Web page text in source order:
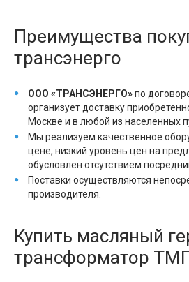
Преимущества
трансэнерго
ООО «ТРАНСЭНЕРГО»по
организует доставку
Москве и в любой из населенных
Мы реализуем качественное
цене, низкий уровень цен на
обусловлен отсутствием
Поставки осуществляются
производителя.
Купить масляный
трансформатор